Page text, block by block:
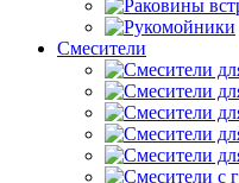
Смесители